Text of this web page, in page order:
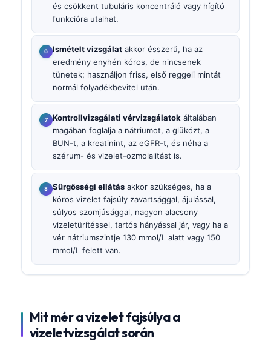
és csökkent tubuláris koncentráló vagy hígító
funkcióra utalhat.
Ismételt vizsgálat akkor ésszerű, ha az
eredmény enyhén kóros, de nincsenek
tünetek; használjon friss, első reggeli mintát
normál folyadékbevitel után.
Kontrollvizsgálati vérvizsgálatok általában
magában foglalja a nátriumot, a glükózt, a
BUN-t, a kreatinint, az eGFR-t, és néha a
szérum- és vizelet-ozmolalitást is.
Sürgősségi ellátás akkor szükséges, ha a
kóros vizelet fajsúly zavartsággal, ájulással,
súlyos szomjúsággal, nagyon alacsony
vizeletürítéssel, tartós hányással jár, vagy ha a
vér nátriumszintje 130 mmol/L alatt vagy 150
mmol/L felett van.
Mit mér a vizelet fajsúlya a
vizeletvizsgálat során